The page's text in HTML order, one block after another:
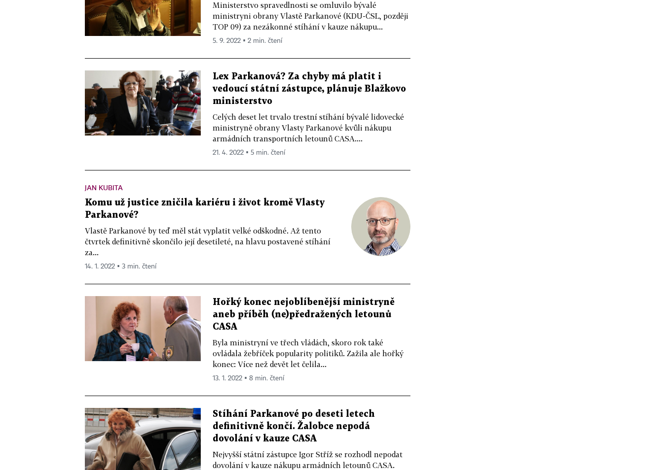
Ministerstvo spravedlnosti se omluvilo bývalé
ministryni obrany Vlastě Parkanové (KDU-ČSL, později
TOP 09) za nezákonné stíhání v kauze nákupu...
5. 9. 2022 ▪ 2 min. čtení
Lex Parkanová? Za chyby má platit i
vedoucí státní zástupce, plánuje Blažkovo
ministerstvo
Celých deset let trvalo trestní stíhání bývalé lidovecké
ministryně obrany Vlasty Parkanové kvůli nákupu
armádních transportních letounů CASA....
21. 4. 2022 ▪ 5 min. čtení
JAN KUBITA
Komu už justice zničila kariéru i život kromě Vlasty
Parkanové?
Vlastě Parkanové by teď měl stát vyplatit velké odškodné. Až tento
čtvrtek definitivně skončilo její desetileté, na hlavu postavené stíhání
za...
14. 1. 2022 ▪ 3 min. čtení
Hořký konec nejoblíbenější ministryně
aneb příběh (ne)předražených letounů
CASA
Byla ministryní ve třech vládách, skoro rok také
ovládala žebříček popularity politiků. Zažila ale hořký
konec: Více než devět let čelila...
13. 1. 2022 ▪ 8 min. čtení
Stíhání Parkanové po deseti letech
definitivně končí. Žalobce nepodá
dovolání v kauze CASA
Nejvyšší státní zástupce Igor Stříž se rozhodl nepodat
dovolání v kauze nákupu armádních letounů CASA.